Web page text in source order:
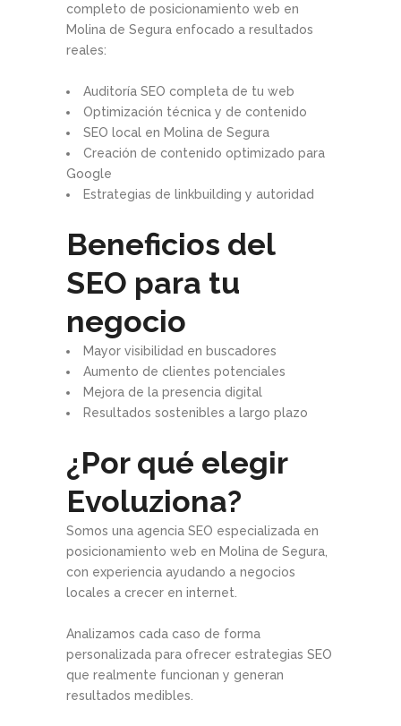
completo de posicionamiento web en
Molina de Segura enfocado a resultados
reales:
Auditoría SEO completa de tu web
Optimización técnica y de contenido
SEO local en Molina de Segura
Creación de contenido optimizado para
Google
Estrategias de linkbuilding y autoridad
Beneficios del
SEO para tu
negocio
Mayor visibilidad en buscadores
Aumento de clientes potenciales
Mejora de la presencia digital
Resultados sostenibles a largo plazo
¿Por qué elegir
Evoluziona?
Somos una agencia SEO especializada en
posicionamiento web en Molina de Segura,
con experiencia ayudando a negocios
locales a crecer en internet.
Analizamos cada caso de forma
personalizada para ofrecer estrategias SEO
que realmente funcionan y generan
resultados medibles.